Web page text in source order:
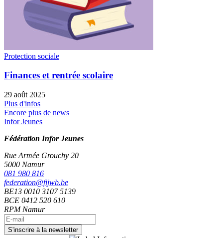
Protection sociale
Finances et rentrée scolaire
29 août 2025
Plus d'infos
Encore plus de news
Infor Jeunes
Fédération Infor Jeunes
Rue Armée Grouchy 20
5000 Namur
081 980 816
federation@fijwb.be
BE13 0010 3107 5139
BCE 0412 520 610
RPM Namur